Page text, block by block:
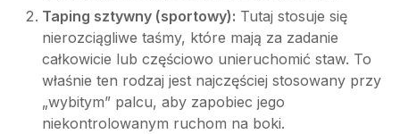
Taping sztywny (sportowy): Tutaj stosuje się
nierozciągliwe taśmy, które mają za zadanie
całkowicie lub częściowo unieruchomić staw. To
właśnie ten rodzaj jest najczęściej stosowany przy
„wybitym” palcu, aby zapobiec jego
niekontrolowanym ruchom na boki.